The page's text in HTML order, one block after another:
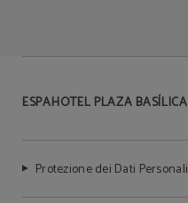
ESPAHOTEL PLAZA BASÍLICA
Protezione dei Dati Personali